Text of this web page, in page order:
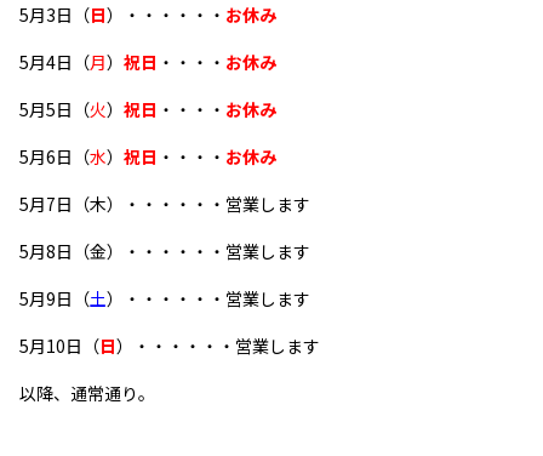
5月3日（日）・・・・・・ お休み
5月4日（月） 祝日 ・・・・ お休み
5月5日（火） 祝日 ・・・・ お休み
5月6日（水） 祝日 ・・・・ お休み
5月7日（木）・・・・・・営業します
5月8日（金）・・・・・・営業します
5月9日（土）・・・・・・営業します
5月10日（日）・・・・・・営業します
以降、通常通り。